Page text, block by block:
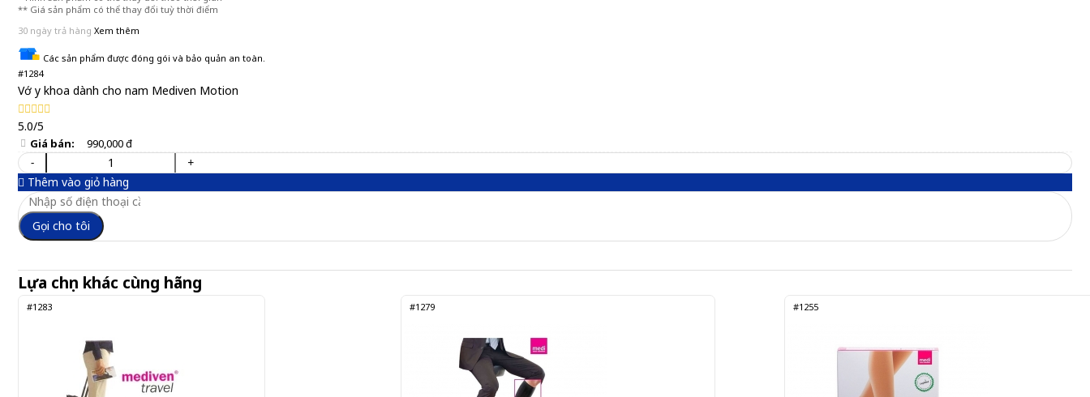
** Giá sản phẩm có thể thay đổi tuỳ thời điểm
30 ngày trả hàng Xem thêm
Các sản phẩm được đóng gói và bảo quản an toàn.
#1284
Vớ y khoa dành cho nam Mediven Motion
5.0/5
Giá bán: 990,000 đ
-
+
Thêm vào giỏ hàng
Gọi cho tôi
Lựa chọn khác cùng hãng
#1283 #1279 #1255